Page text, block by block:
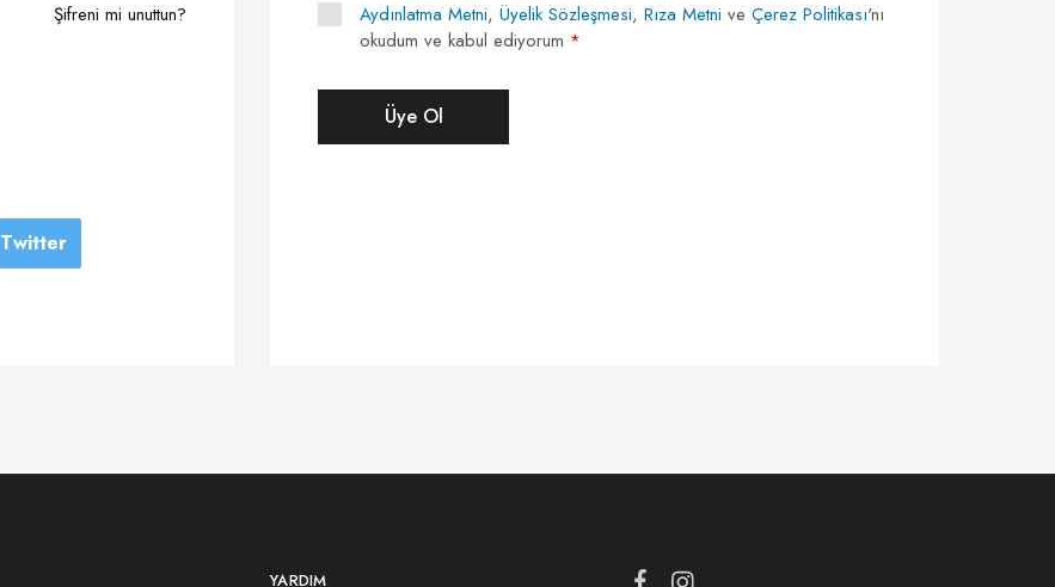
Şifreni mi unuttun?
Twitter
Aydınlatma Metni, Üyelik Sözleşmesi, Rıza Metni ve Çerez Politikası'nı
okudum ve kabul ediyorum *
Üye Ol
YARDIM